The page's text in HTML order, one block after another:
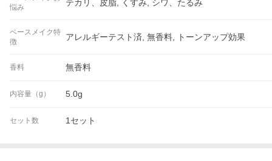
悩み
テカリ、皮脂, くすみ, シワ、たるみ
ベースメイク特
徴
アレルギーテスト済, 無香料, トーンアップ効果
香料 無香料
内容量（g） 5.0g
セット数 1セット